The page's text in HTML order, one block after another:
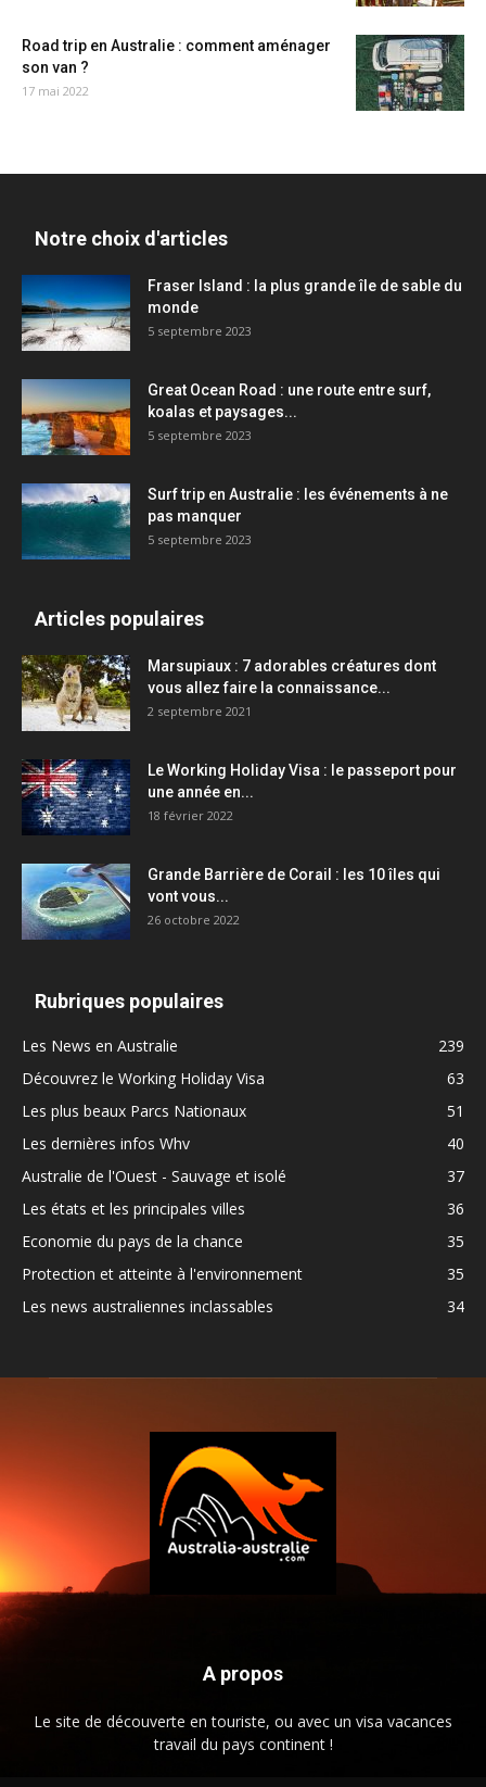
Road trip en Australie : comment aménager
son van ?
17 mai 2022
Notre choix d'articles
Fraser Island : la plus grande île de sable du
monde
5 septembre 2023
Great Ocean Road : une route entre surf,
koalas et paysages...
5 septembre 2023
Surf trip en Australie : les événements à ne
pas manquer
5 septembre 2023
Articles populaires
Marsupiaux : 7 adorables créatures dont
vous allez faire la connaissance...
2 septembre 2021
Le Working Holiday Visa : le passeport pour
une année en...
18 février 2022
Grande Barrière de Corail : les 10 îles qui
vont vous...
26 octobre 2022
Rubriques populaires
Les News en Australie
239
Découvrez le Working Holiday Visa
63
Les plus beaux Parcs Nationaux
51
Les dernières infos Whv
40
Australie de l'Ouest - Sauvage et isolé
37
Les états et les principales villes
36
Economie du pays de la chance
35
Protection et atteinte à l'environnement
35
Les news australiennes inclassables
34
A propos
Le site de découverte en touriste, ou avec un visa vacances
travail du pays continent !